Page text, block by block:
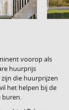
voorop als
huurprijs
die huurprijzen
het helpen bij de
buren.